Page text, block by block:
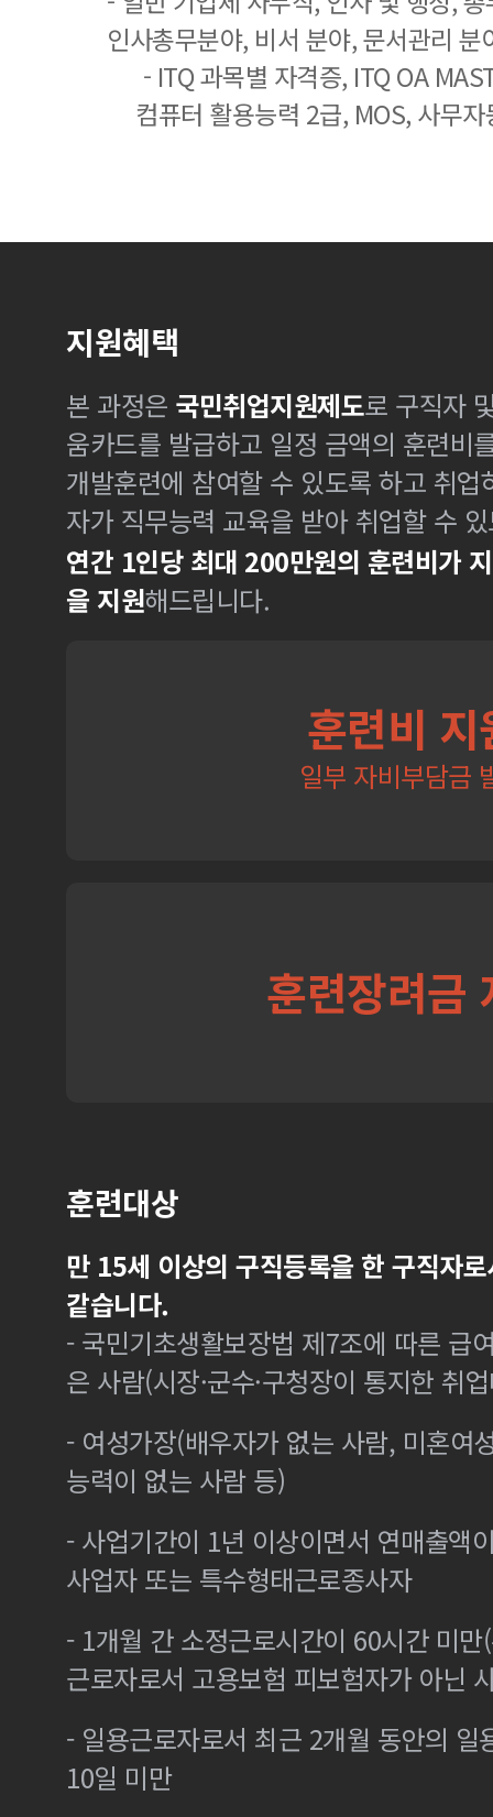
인사총무분야, 비서 분야, 문서관리
- ITQ 과목별 자격증, ITQ OA
컴퓨터 활용능력 2급, MOS, 사무
지원혜택
본 과정은 국민취업지원제도로 구직자
움카드를 발급하고 일정 금액의 훈련비
개발훈련에 참여할 수 있도록 하고 취
자가 직무능력 교육을 받아 취업할 수
연간 1인당 최대 200만원의 훈련비가
을 지원해드립니다.
훈련비 지
일부 자비부담금
훈련장려금
훈련대상
만 15세 이상의 구직등록을 한 구직자
같습니다.
- 국민기초생활보장법 제7조에 따른 급
은 사람(시장·군수·구청장이 통지한 취
- 여성가장(배우자가 없는 사람, 미혼여
능력이 없는 사람 등)
- 사업기간이 1년 이상이면서 연매출액
사업자 또는 특수형태근로종사자
- 1개월 간 소정근로시간이 60시간 미
근로자로서 고용보험 피보험자가 아닌
- 일용근로자로서 최근 2개월 동안의 일
10일 미만